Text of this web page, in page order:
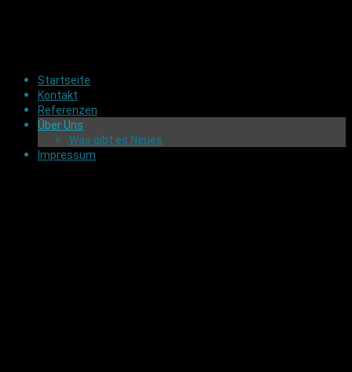
Startseite
Kontakt
Referenzen
Über Uns
Was gibt es Neues
Impressum